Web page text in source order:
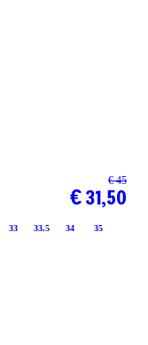
33 33.5 34 35
€ 45
€ 31,50